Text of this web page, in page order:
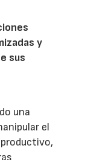
y
sus
una
el